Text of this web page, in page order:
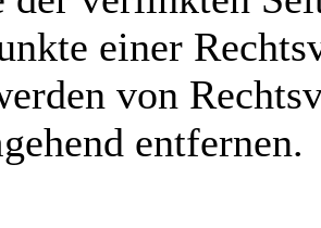
einer
von
entfernen.